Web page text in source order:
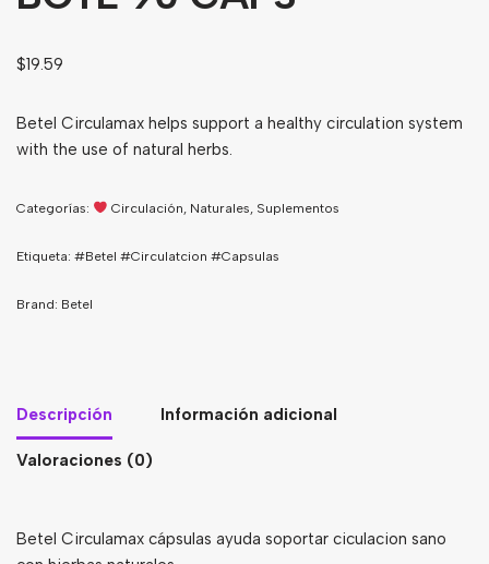
Tés
$19.59
Betel Circulamax helps support a healthy circulation system
with the use of natural herbs.
Categorías: Circulación Naturales Suplementos
Etiqueta: #Betel #Circulatcion #Capsulas
Brand: Betel
Descripción Información adicional
Valoraciones (0)
Betel Circulamax cápsulas ayuda soportar ciculacion sano